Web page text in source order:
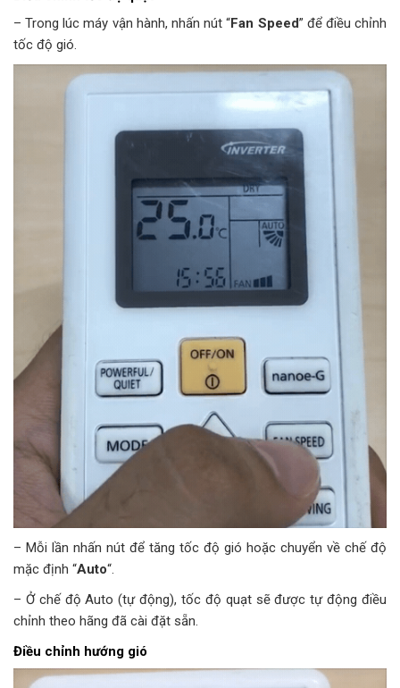
– Trong lúc máy vận hành, nhấn nút “Fan Speed” để điều chỉnh
tốc độ gió.
– Mỗi lần nhấn nút để tăng tốc độ gió hoặc chuyển về chế độ
mặc định “Auto“.
– Ở chế độ Auto (tự động), tốc độ quạt sẽ được tự động điều
chỉnh theo hãng đã cài đặt sẵn.
Điều chỉnh hướng gió